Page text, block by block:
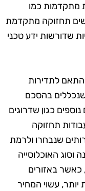
מתקדמות כמו
תחזוקה מתקדמת
שדורשות ידע טכני
לתדירות
שנכללים בהסכם
כגון שדרוגים
תחזוקה
שנבחרו ולרמת
האוכלוסייה
באזורים
יותר, עשוי המחיר